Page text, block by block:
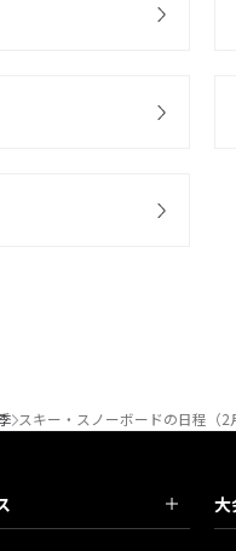
スキー・スノーボードの日程（2
大